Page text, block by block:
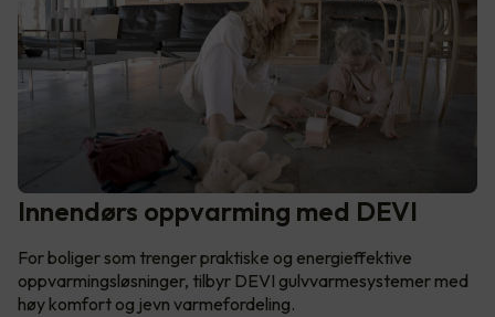
Innendørs oppvarming med DEVI
For boliger som trenger praktiske og energieffektive
oppvarmingsløsninger, tilbyr DEVI gulvvarmesystemer med
høy komfort og jevn varmefordeling.